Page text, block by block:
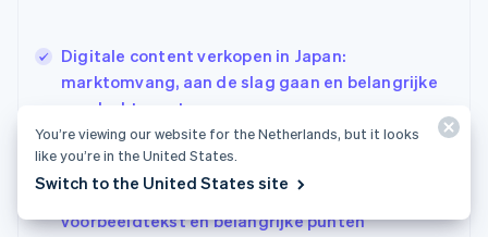
Digitale content verkopen in Japan:
marktomvang, aan de slag gaan en belangrijke
aandachtspunten
Dropshipping in Nieuw-Zeeland: hoe je begint,
aan de regels voldoet en duurzaam opschaalt
Herstel-e-mails voor Japanse bedrijven:
voorbeeldtekst en belangrijke punten
Ierland
English
Italië
Italiano English
Japan
Kroatië
You’re viewing our website for the Netherlands, but it looks
like you’re in the United States.
Switch to the United States site